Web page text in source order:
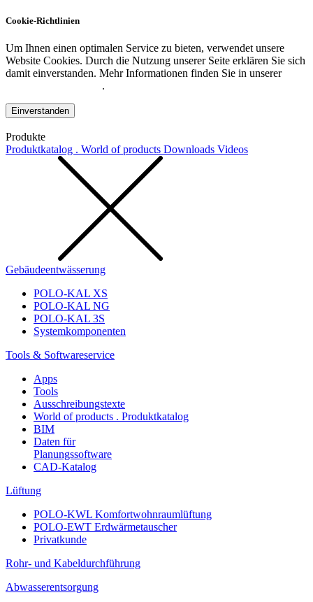
Cookie-Richtlinien
Um Ihnen einen optimalen Service zu bieten, verwendet unsere
Website Cookies. Durch die Nutzung unserer Seite erklären Sie sich
damit einverstanden. Mehr Informationen finden Sie in unserer
.
Einverstanden
Produkte
Produktkatalog . World of products Downloads Videos
Gebäudeentwässerung
POLO-KAL XS
POLO-KAL NG
POLO-KAL 3S
Systemkomponenten
Tools & Softwareservice
Apps
Tools
Ausschreibungstexte
World of products . Produktkatalog
BIM
Daten für
Planungssoftware
CAD-Katalog
Lüftung
POLO-KWL Komfortwohnraumlüftung
POLO-EWT Erdwärmetauscher
Privatkunde
Rohr- und Kabeldurchführung
Abwasserentsorgung